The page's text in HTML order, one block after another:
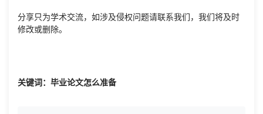
分享只为学术交流，如涉及侵权问题请联系我们，我们将及时
修改或删除。
关键词：毕业论文怎么准备